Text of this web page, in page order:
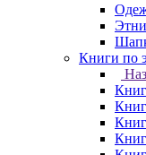
Книги по